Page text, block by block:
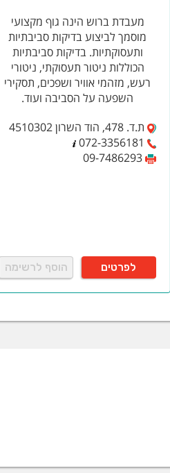
מעבדת ברוש הינה גוף מקצועי
מוסמך לביצוע בדיקות סביבתיות
ותעסוקתיות. בדיקות סביבתיות
הכוללות ניטור תעסוקתי, ניטורי
רעש, מזהמי אוויר ושפכים, תסקירי
השפעה על הסביבה ועוד.
ת.ד. 478, הוד השרון 4510302
072-3356181
09-7486293
לפרטים הוסף לרשימה